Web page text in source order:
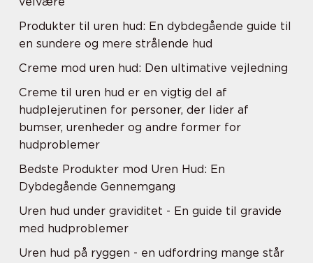
Produkter til uren hud: En dybdegående guide til
en sundere og mere strålende hud
Creme mod uren hud: Den ultimative vejledning
Creme til uren hud er en vigtig del af
hudplejerutinen for personer, der lider af
bumser, urenheder og andre former for
hudproblemer
Bedste Produkter mod Uren Hud: En
Dybdegående Gennemgang
Uren hud under graviditet - En guide til gravide
med hudproblemer
Uren hud på ryggen - en udfordring mange står